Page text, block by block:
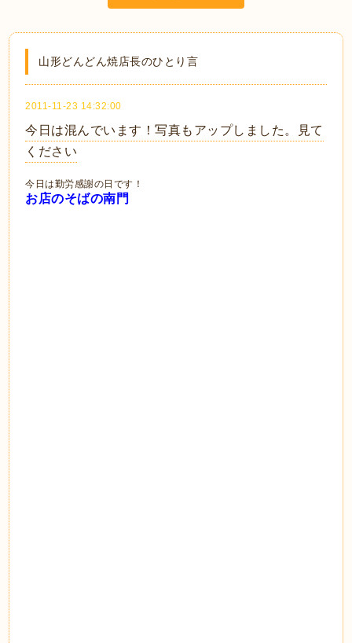
山形どんどん焼店長のひとり言
2011-11-23 14:32:00
今日は混んでいます！写真もアップしました。見て
ください
今日は勤労感謝の日です！
お店のそばの南門